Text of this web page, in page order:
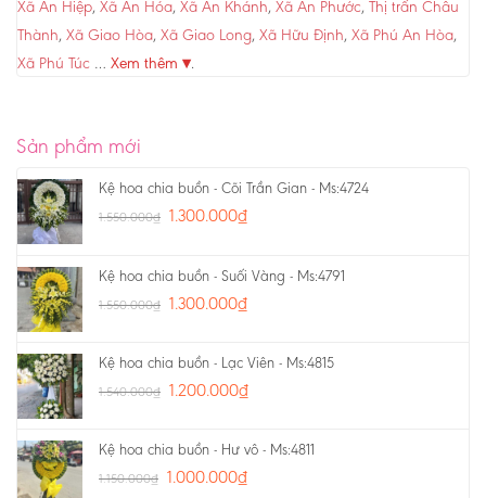
Xã An Hiệp, Xã An Hóa, Xã An Khánh, Xã An Phước, Thị trấn Châu
Thành, Xã Giao Hòa, Xã Giao Long, Xã Hữu Định, Xã Phú An Hòa,
Xã Phú Túc … Xem thêm ▾.
Sản phẩm mới
Kệ hoa chia buồn - Cõi Trần Gian - Ms:4724
1.550.000₫ 1.300.000₫
Kệ hoa chia buồn - Suối Vàng - Ms:4791
1.550.000₫ 1.300.000₫
Kệ hoa chia buồn - Lạc Viên - Ms:4815
1.540.000₫ 1.200.000₫
Kệ hoa chia buồn - Hư vô - Ms:4811
1.150.000₫ 1.000.000₫